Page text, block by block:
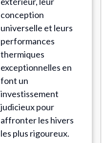
conception
universelle et leurs
performances
thermiques
exceptionnelles en
font un
investissement
judicieux pour
affronter les hivers
les plus rigoureux.